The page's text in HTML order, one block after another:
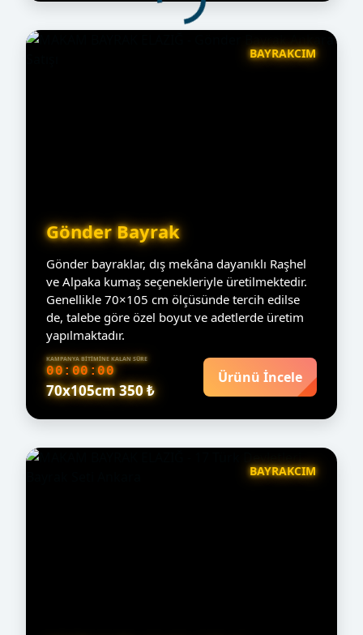
BAYRAKCIM
Gönder Bayrak
Gönder bayraklar, dış mekâna dayanıklı Raşhel
ve Alpaka kumaş seçenekleriyle üretilmektedir.
Genellikle 70×105 cm ölçüsünde tercih edilse
de, talebe göre özel boyut ve adetlerde üretim
yapılmaktadır.
KAMPANYA BITIMINE KALAN SÜRE
00:00:00
70x105cm 350 ₺
Ürünü İncele
BAYRAKCIM